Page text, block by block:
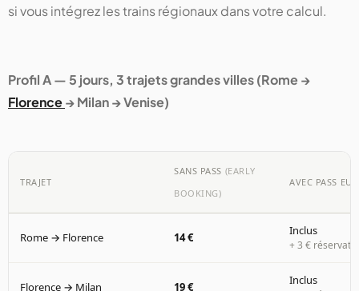
si vous intégrez les trains régionaux dans votre calcul.
Profil A — 5 jours, 3 trajets grandes villes (Rome →
Florence→ Milan → Venise)
TRAJET
SANS PASS (EARLY
BOOKING)
AVEC PASS
Rome → Florence 14 € Inclus
+ 3 €
Florence → Milan 19 € Inclus